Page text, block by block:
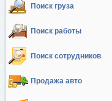
Поиск груза
Поиск работы
Поиск сотрудников
Продажа авто